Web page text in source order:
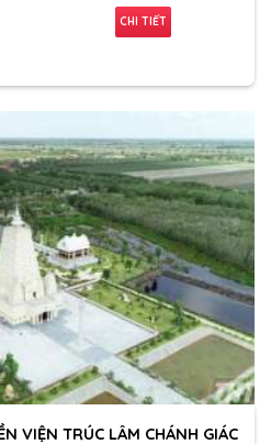
CHI TIẾT
VIỆN TRÚC LÂM CHÁNH GIÁC